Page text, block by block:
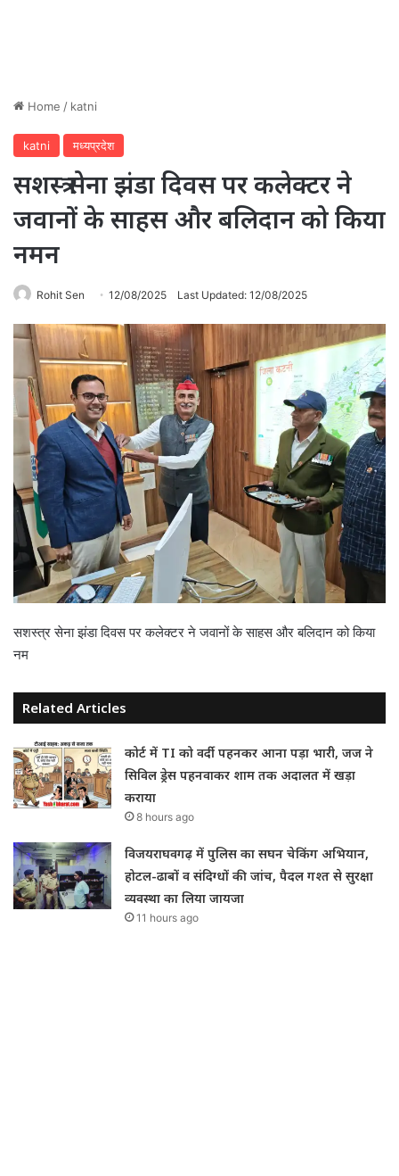
Home / katni
katni मध्यप्रदेश
सशस्त्र सेना झंडा दिवस पर कलेक्टर ने
जवानों के साहस और बलिदान को किया
नमन
Rohit Sen 12/08/2025 Last Updated: 12/08/2025
सशस्त्र सेना झंडा दिवस पर कलेक्टर ने जवानों के साहस और बलिदान को किया
नम
Related Articles
कोर्ट में TI को वर्दी पहनकर आना पड़ा भारी, जज ने
सिविल ड्रेस पहनवाकर शाम तक अदालत में खड़ा
कराया
8 hours ago
विजयराघवगढ़ में पुलिस का सघन चेकिंग अभियान,
होटल-ढाबों व संदिग्धों की जांच, पैदल गश्त से सुरक्षा
व्यवस्था का लिया जायजा
11 hours ago